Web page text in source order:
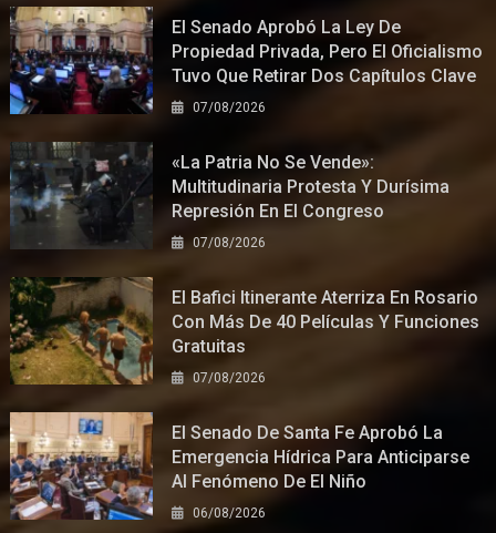
El Senado Aprobó La Ley De
Propiedad Privada, Pero El Oficialismo
Tuvo Que Retirar Dos Capítulos Clave
07/08/2026
«La Patria No Se Vende»:
Multitudinaria Protesta Y Durísima
Represión En El Congreso
07/08/2026
El Bafici Itinerante Aterriza En Rosario
Con Más De 40 Películas Y Funciones
Gratuitas
07/08/2026
El Senado De Santa Fe Aprobó La
Emergencia Hídrica Para Anticiparse
Al Fenómeno De El Niño
06/08/2026